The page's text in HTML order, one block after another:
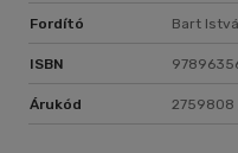
Fordító Bart
ISBN
Árukód 2759808